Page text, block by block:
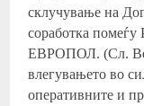
склучување на
соработка
ЕВРОПОЛ. (Сл.
влегувањето во
оперативните и